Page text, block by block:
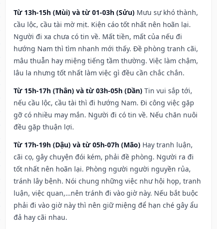
Từ 13h-15h (Mùi) và từ 01-03h (Sửu) Mưu sự khó thành,
cầu lộc, cầu tài mờ mịt. Kiện cáo tốt nhất nên hoãn lại.
Người đi xa chưa có tin về. Mất tiền, mất của nếu đi
hướng Nam thì tìm nhanh mới thấy. Đề phòng tranh cãi,
mâu thuẫn hay miệng tiếng tầm thường. Việc làm chậm,
lâu la nhưng tốt nhất làm việc gì đều cần chắc chắn.
Từ 15h-17h (Thân) và từ 03h-05h (Dần) Tin vui sắp tới,
nếu cầu lộc, cầu tài thì đi hướng Nam. Đi công việc gặp
gỡ có nhiều may mắn. Người đi có tin về. Nếu chăn nuôi
đều gặp thuận lợi.
Từ 17h-19h (Dậu) và từ 05h-07h (Mão) Hay tranh luận,
cãi cọ, gây chuyện đói kém, phải đề phòng. Người ra đi
tốt nhất nên hoãn lại. Phòng người người nguyền rủa,
tránh lây bệnh. Nói chung những việc như hội họp, tranh
luận, việc quan,…nên tránh đi vào giờ này. Nếu bắt buộc
phải đi vào giờ này thì nên giữ miệng để hạn ché gây ẩu
đả hay cãi nhau.